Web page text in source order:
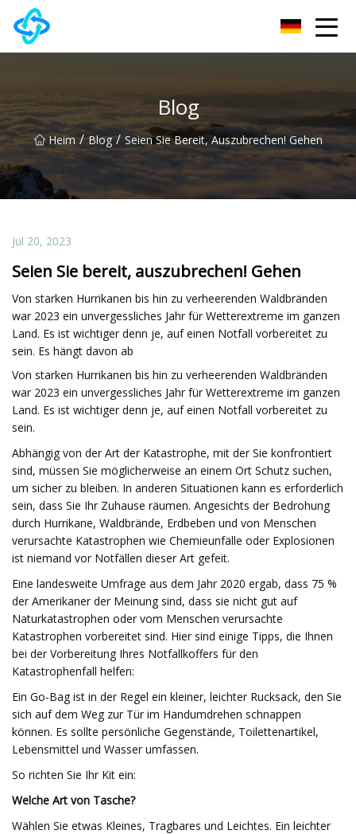
Blog
Heim / Blog / Seien Sie Bereit, Auszubrechen! Gehen
Jul 20, 2023
Seien Sie bereit, auszubrechen! Gehen
Von starken Hurrikanen bis hin zu verheerenden Waldbränden
war 2023 ein unvergessliches Jahr für Wetterextreme im ganzen
Land. Es ist wichtiger denn je, auf einen Notfall vorbereitet zu
sein. Es hängt davon ab
Von starken Hurrikanen bis hin zu verheerenden Waldbränden
war 2023 ein unvergessliches Jahr für Wetterextreme im ganzen
Land. Es ist wichtiger denn je, auf einen Notfall vorbereitet zu
sein.
Abhängig von der Art der Katastrophe, mit der Sie konfrontiert
sind, müssen Sie möglicherweise an einem Ort Schutz suchen,
um sicher zu bleiben. In anderen Situationen kann es erforderlich
sein, dass Sie Ihr Zuhause räumen. Angesichts der Bedrohung
durch Hurrikane, Waldbrände, Erdbeben und von Menschen
verursachte Katastrophen wie Chemieunfälle oder Explosionen
ist niemand vor Notfällen dieser Art gefeit.
Eine landesweite Umfrage aus dem Jahr 2020 ergab, dass 75 %
der Amerikaner der Meinung sind, dass sie nicht gut auf
Naturkatastrophen oder vom Menschen verursachte
Katastrophen vorbereitet sind. Hier sind einige Tipps, die Ihnen
bei der Vorbereitung Ihres Notfallkoffers für den
Katastrophenfall helfen:
Ein Go-Bag ist in der Regel ein kleiner, leichter Rucksack, den Sie
sich auf dem Weg zur Tür im Handumdrehen schnappen
können. Es sollte persönliche Gegenstände, Toilettenartikel,
Lebensmittel und Wasser umfassen.
So richten Sie Ihr Kit ein:
Welche Art von Tasche?
Wählen Sie etwas Kleines, Tragbares und Leichtes. Ein leichter